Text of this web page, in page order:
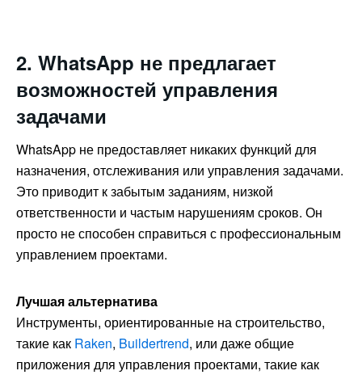
2. WhatsApp не предлагает
возможностей управления
задачами
WhatsApp не предоставляет никаких функций для
назначения, отслеживания или управления задачами.
Это приводит к забытым заданиям, низкой
ответственности и частым нарушениям сроков. Он
просто не способен справиться с профессиональным
управлением проектами.
Лучшая альтернатива
Инструменты, ориентированные на строительство,
такие как Raken, Buildertrend, или даже общие
приложения для управления проектами, такие как